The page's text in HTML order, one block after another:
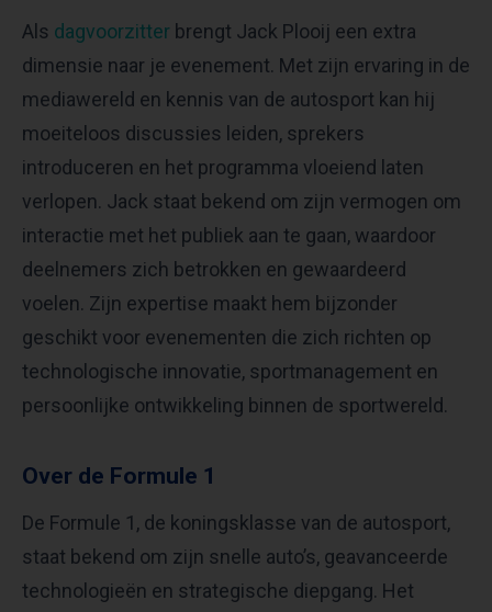
Als dagvoorzitter brengt Jack Plooij een extra
dimensie naar je evenement. Met zijn ervaring in de
mediawereld en kennis van de autosport kan hij
moeiteloos discussies leiden, sprekers
introduceren en het programma vloeiend laten
verlopen. Jack staat bekend om zijn vermogen om
interactie met het publiek aan te gaan, waardoor
deelnemers zich betrokken en gewaardeerd
voelen. Zijn expertise maakt hem bijzonder
geschikt voor evenementen die zich richten op
technologische innovatie, sportmanagement en
persoonlijke ontwikkeling binnen de sportwereld.
Over de Formule 1
De Formule 1, de koningsklasse van de autosport,
staat bekend om zijn snelle auto’s, geavanceerde
technologieën en strategische diepgang. Het